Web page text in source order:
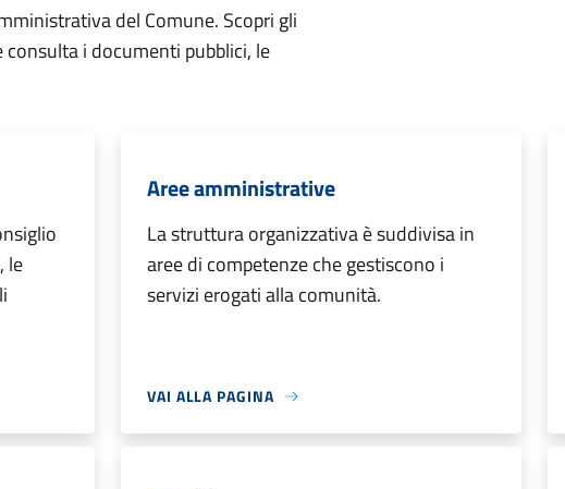
del Comune. Scopri gli
i documenti pubblici, le
le
Aree amministrative
La struttura organizzativa è suddivisa in
aree di competenze che gestiscono i
servizi erogati alla comunità.
VAI ALLA PAGINA